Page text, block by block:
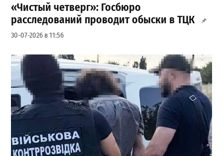
«Чистый четверг»: Госбюро
расследований проводит обыски в ТЦК
30-07-2026 в 11:56